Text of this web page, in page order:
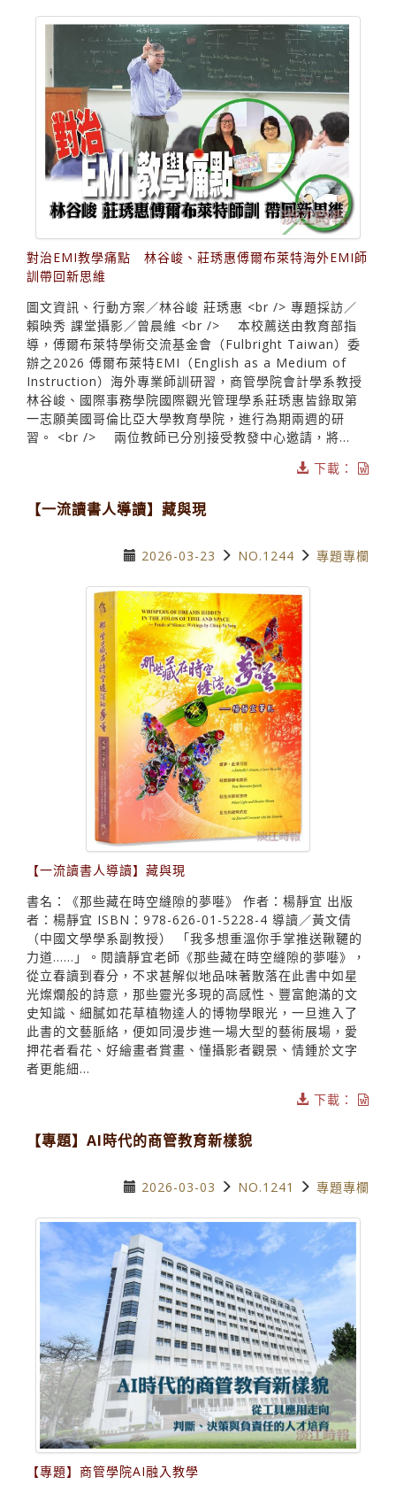
對治EMI教學痛點 林谷峻、莊琇惠傅爾布萊特海外EMI師
訓帶回新思維
圖文資訊、行動方案／林谷峻 莊琇惠 <br /> 專題採訪／
賴映秀 課堂攝影／曾晨維 <br /> 本校薦送由教育部指
導，傅爾布萊特學術交流基金會（Fulbright Taiwan）委
辦之2026 傅爾布萊特EMI（English as a Medium of
Instruction）海外專業師訓研習，商管學院會計學系教授
林谷峻、國際事務學院國際觀光管理學系莊琇惠皆錄取第
一志願美國哥倫比亞大學教育學院，進行為期兩週的研
習。 <br /> 兩位教師已分別接受教發中心邀請，將...
下載：
【一流讀書人導讀】藏與現
2026-03-23 NO.1244 專題專欄
【一流讀書人導讀】藏與現
書名：《那些藏在時空縫隙的夢囈》 作者：楊靜宜 出版
者：楊靜宜 ISBN：978-626-01-5228-4 導讀／黃文倩
（中國文學學系副教授） 「我多想重溫你手掌推送鞦韆的
力道……」。閱讀靜宜老師《那些藏在時空縫隙的夢囈》，
從立春讀到春分，不求甚解似地品味著散落在此書中如星
光燦爛般的詩意，那些靈光多現的高感性、豐富飽滿的文
史知識、細膩如花草植物達人的博物學眼光，一旦進入了
此書的文藝脈絡，便如同漫步進一場大型的藝術展場，愛
押花者看花、好繪畫者賞畫、懂攝影者觀景、情鍾於文字
者更能細...
下載：
【專題】AI時代的商管教育新樣貌
2026-03-03 NO.1241 專題專欄
【專題】商管學院AI融入教學